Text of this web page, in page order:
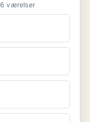
Lejlighed til salg i 3460 Birkerød 6 værelser